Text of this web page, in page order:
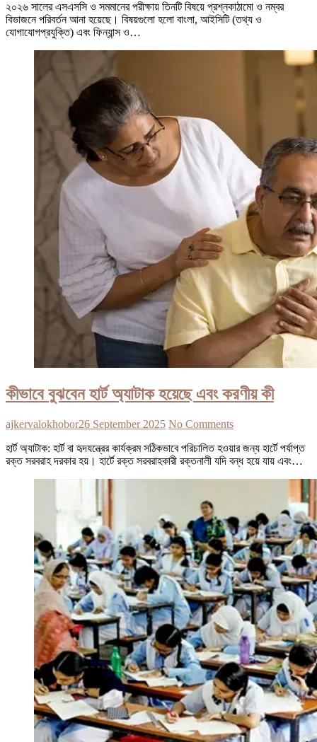
২০২৬ সালের এসএসসি ও সমমানের পরীক্ষায় তিনটি বিষয়ে প্রশ্নকাঠামো ও নম্বর
বিভাজনে পরিবর্তন আনা হয়েছে। বিষয়গুলো হলো বাংলা, আইসিটি (তথ্য ও
যোগাযোগপ্রযুক্তি) এবং ফিন্যান্স ও…
কীভাবে বুঝবেন হার্ট অ্যাটাক হয়েছে এবং করণীয় কী
ajkervalokhobor26 September 2025 No Comments
হার্ট অ্যাটাক: হার্ট বা হৃদযন্ত্রের কার্যক্রম সঠিকভাবে পরিচালিত হওয়ার জন্য হার্টে পর্যাপ্ত
রক্ত সরবরাহ দরকার হয়। হার্টে রক্ত সরবরাহকারী রক্তনালী যদি বন্ধ হয়ে যায় এবং…